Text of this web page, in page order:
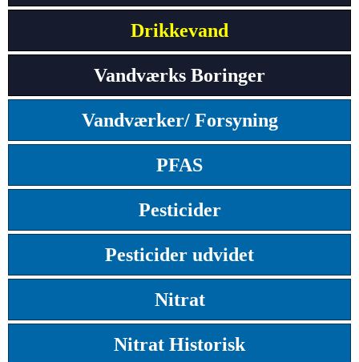
Drikkevand
Vandværks Boringer
Vandværker/ Forsyning
PFAS
Pesticider
Pesticider udvidet
Nitrat
Nitrat Historisk